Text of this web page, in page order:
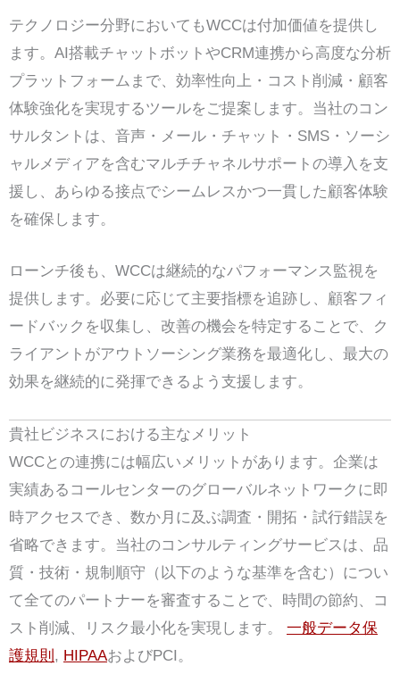
テクノロジー分野においてもWCCは付加価値を提供し
ます。AI搭載チャットボットやCRM連携から高度な分析
プラットフォームまで、効率性向上・コスト削減・顧客
体験強化を実現するツールをご提案します。当社のコン
サルタントは、音声・メール・チャット・SMS・ソーシ
ャルメディアを含むマルチチャネルサポートの導入を支
援し、あらゆる接点でシームレスかつ一貫した顧客体験
を確保します。
ローンチ後も、WCCは継続的なパフォーマンス監視を
提供します。必要に応じて主要指標を追跡し、顧客フィ
ードバックを収集し、改善の機会を特定することで、ク
ライアントがアウトソーシング業務を最適化し、最大の
効果を継続的に発揮できるよう支援します。
貴社ビジネスにおける主なメリット
WCCとの連携には幅広いメリットがあります。企業は
実績あるコールセンターのグローバルネットワークに即
時アクセスでき、数か月に及ぶ調査・開拓・試行錯誤を
省略できます。当社のコンサルティングサービスは、品
質・技術・規制順守（以下のような基準を含む）につい
て全てのパートナーを審査することで、時間の節約、コ
スト削減、リスク最小化を実現します。 一般データ保
護規則 , HIPAAおよびPCI。